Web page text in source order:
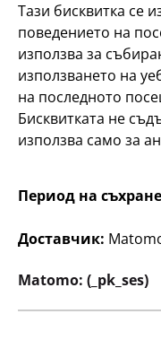
Акварелен тампон
2
Тази бисквитка се
поведението на
използва за
използването на
на последното
Бисквитката не
използва само за
Период на
Доставчик:
Matomo: (_pk_ses)